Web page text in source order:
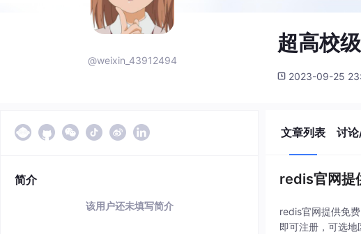
@weixin_43912494
超高校
2023-09-25
简介
该用户还未填写简介
文章列表 讨
redis官网提
redis官网提供免
即可注册，可选地